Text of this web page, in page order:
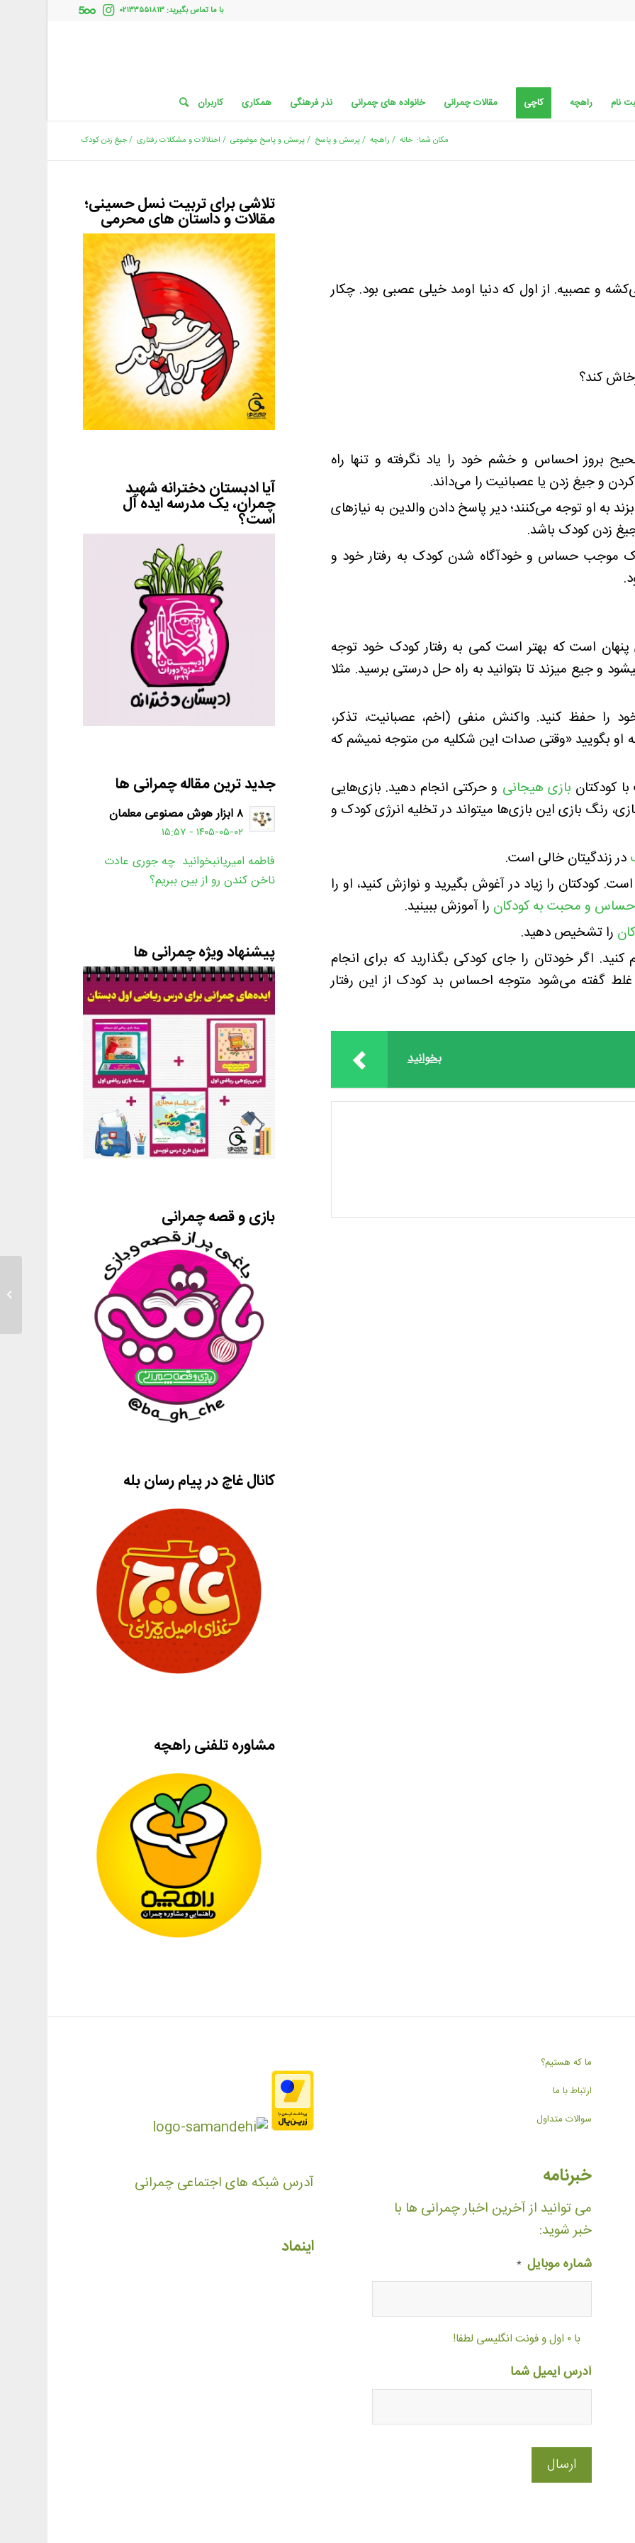
با ما تماس بگیرید: ۰۲۱۳۳۵۵۱۸۱۳
نام راهچه کاچی مقالات چمرانی خانواده های چمرانی نذر فرهنگی همکاری کاربران
مکان شما: خانه / راهچه /پرسش و پاسخ /پرسش و پاسخ موضوعی / اختلالات و مشکلات رفتاری /جیغ زدن کودک
و عصبیه. از اول که دنیا اومد خیلی عصبی بود. چکار
صحیح بروز احساس و خشم خود را یاد نگرفته و تنها راه
و جیغ زدن یا عصبانیت را می‌داند.
به او توجه می‌کنند؛ دیر پاسخ دادن والدین به نیازهای
زدن کودک باشد.
موجب حساس و خودآگاه شدن کودک به رفتار خود و
پنهان است که بهتر است کمی به رفتار کودک خود توجه
و جیع میزند تا بتوانید به راه حل درستی برسید. مثلا
را حفظ کنید. واکنش منفی (اخم، عصبانیت، تذکر،
او بگویید «وقتی صدات این شکلیه من متوجه نمیشم که
کودکتان بازی هیجانی و حرکتی انجام دهید. بازی‌هایی
رنگ بازی این بازی‌ها میتواند در تخلیه انرژی کودک و
در زندگیتان خالی است.
کودکتان را زیاد در آغوش بگیرید و نوازش کنید، او را
و محبت به کودکان را آموزش ببینید.
را تشخیص دهید.
کنید. اگر خودتان را جای کودکی بگذارید که برای انجام
گفته می‌شود متوجه احساس بد کودک از این رفتار
بخوانید
تلاشی برای تربیت نسل حسینی؛
مقالات و داستان های محرمی
آیا ادبستان دخترانه شهید
چمران، یک مدرسه ایده آل
است؟
جدید ترین مقاله چمرانی ها
۸ ابزار هوش مصنوعی معلمان
۱۴۰۵-۰۵-۰۲ - ۱۵:۵۷
فاطمه امیریانبخوانید چه جوری عادت
ناخن کندن رو از بین ببریم؟
پیشنهاد ویژه چمرانی ها
بازی و قصه چمرانی
کانال غاچ در پیام رسان بله
مشاوره تلفنی راهچه
ما که هستیم؟
ارتباط با ما
سوالات متداول
خبرنامه
می توانید از آخرین اخبار چمرانی ها با
خبر شوید:
شماره موبایل *
با ۰ اول و فونت انگلیسی لطفا!
آدرس ایمیل شما
آدرس شبکه های اجتماعی چمرانی
اینماد